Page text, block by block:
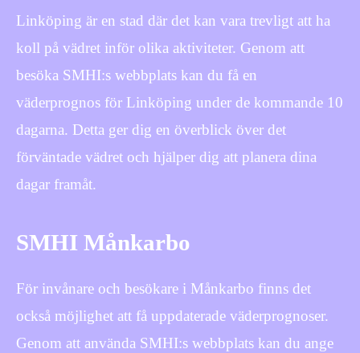
Linköping är en stad där det kan vara trevligt att ha
koll på vädret inför olika aktiviteter. Genom att
besöka SMHI:s webbplats kan du få en
väderprognos för Linköping under de kommande 10
dagarna. Detta ger dig en överblick över det
förväntade vädret och hjälper dig att planera dina
dagar framåt.
SMHI Månkarbo
För invånare och besökare i Månkarbo finns det
också möjlighet att få uppdaterade väderprognoser.
Genom att använda SMHI:s webbplats kan du ange